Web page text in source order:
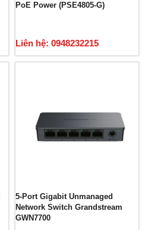
PoE Power (PSE4805-G)
Liên hệ: 0948232215
5-Port Gigabit Unmanaged
Network Switch Grandstream
GWN7700